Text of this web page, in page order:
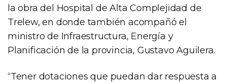
la obra del Hospital de Alta Complejidad de
Trelew, en donde también acompañó el
ministro de Infraestructura, Energía y
Planificación de la provincia, Gustavo Aguilera.
“Tener dotaciones que puedan dar respuesta a